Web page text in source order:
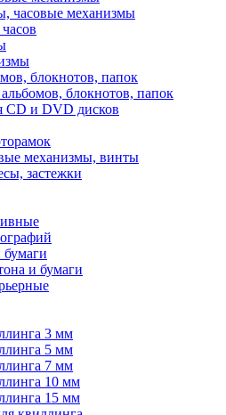
часовые механизмы
блокнотов, папок
блокнотов, папок
CD и DVD дисков
механизмы, винты
застежки
бумаги
и бумаги
3 мм
5 мм
7 мм
10 мм
15 мм